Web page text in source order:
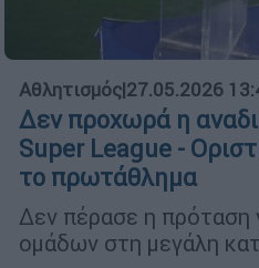
Αθλητισμός|27.05.2026
Δεν προχωρά η
Super League -
το πρωτάθλημα
Δεν πέρασε η πρόταση
ομάδων στη μεγάλη